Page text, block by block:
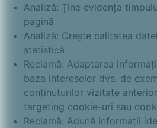
Analiză: Ține evidența
pagină
Analiză: Crește calitatea
statistică
Reclamă: Adaptarea
baza intereselor dvs. de
conținuturilor vizitate
targeting cookie-uri sau
Reclamă: Adună informații